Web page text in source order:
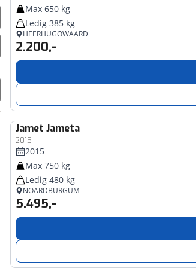
Max 650 kg
Ledig 385 kg
HEERHUGOWAARD
2.200,-
Jamet Jameta
2015
2015
Max 750 kg
Ledig 480 kg
NOARDBURGUM
5.495,-